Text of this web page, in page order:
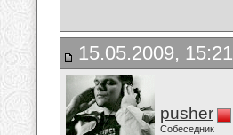
15.05.2009, 15:21
pusher
Собеседник